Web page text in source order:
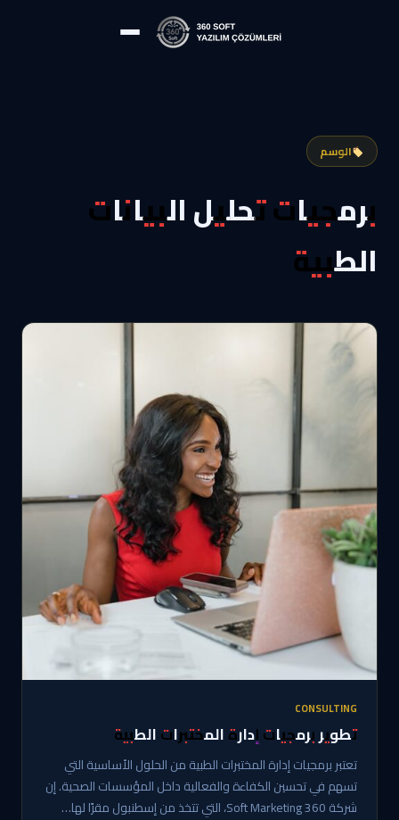
الوسم
برمجيات تحليل البيانات
الطبية
CONSULTING
تطوير برمجيات إدارة المختبرات الطبية
تعتبر برمجيات إدارة المختبرات الطبية من الحلول الأساسية التي
تسهم في تحسين الكفاءة والفعالية داخل المؤسسات الصحية. إن
شركة 360 Soft Marketing، التي تتخذ من إسطنبول مقرًا لها…